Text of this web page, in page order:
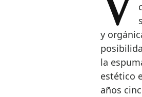
y
la
estético
años